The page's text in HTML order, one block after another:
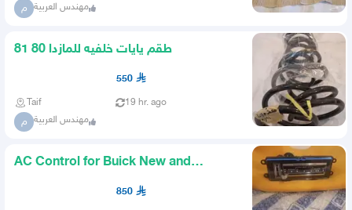
م مهندس العربية
طقم يايات خلفيه للمازدا 80 81
550
Taif 19 hr. ago
م مهندس العربية
AC Control for Buick New and
850